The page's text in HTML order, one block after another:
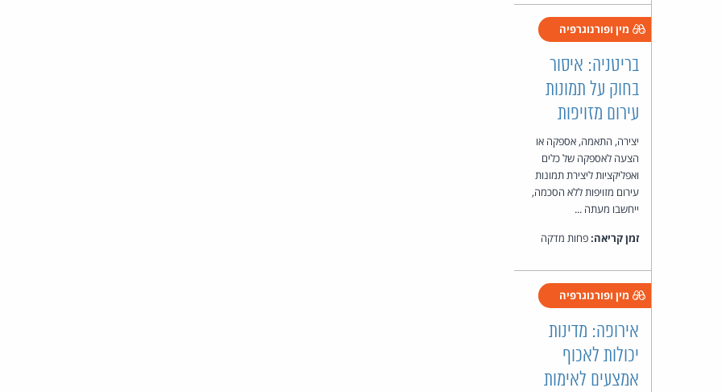
מין ופורנוגרפיה
בריטניה: איסור
בחוק על תמונות
עירום מזויפות
יצירה, התאמה, אספקה או
הצעה לאספקה של כלים
ואפליקציות ליצירת תמונות
עירום מזויפות ללא הסכמה,
ייחשבו מעתה ...
זמן קריאה:פחות מדקה
מין ופורנוגרפיה
אירופה: מדינות
יכולות לאכוף
אמצעים לאימות